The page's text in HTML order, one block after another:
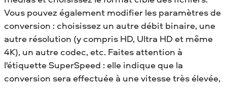
Vous pouvez également modifier les paramètres de
conversion : choisissez un autre débit binaire, une
autre résolution (y compris HD, Ultra HD et même
4K), un autre codec, etc. Faites attention à
l'étiquette SuperSpeed : elle indique que la
conversion sera effectuée à une vitesse très élevée,